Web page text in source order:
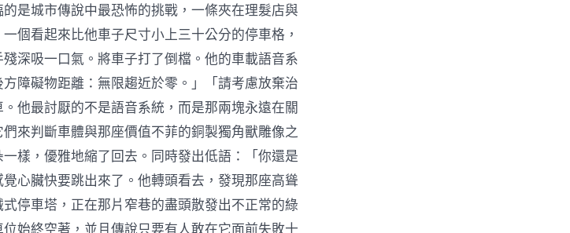
是城市傳說中最恐怖的挑戰，一條夾在理髮店與
個看起來比他車子尺寸小上三十公分的停車格，
深吸一口氣。將車子打了倒檔。他的車載語音系
障礙物距離：無限趨近於零。」「請考慮放棄治
他最討厭的不是語音系統，而是那兩塊永遠在關
來判斷車體與那座價值不菲的銅製獨角獸雕像之
樣，優雅地縮了回去。同時發出低語：「你還是
心臟快要跳出來了。他轉頭看去，發現那座高聳
停車塔，正在那片窄巷的盡頭散發出不正常的綠
始終空著，並且傳說只要有人敢在它面前失敗十